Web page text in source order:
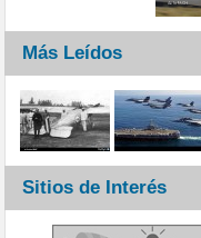
Más Leídos
Sitios de Interés